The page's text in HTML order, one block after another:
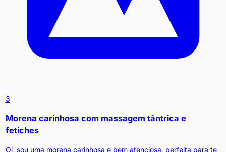
3
Morena carinhosa com massagem tântrica e
fetiches
Oi, sou uma morena carinhosa e bem atenciosa, perfeita para te